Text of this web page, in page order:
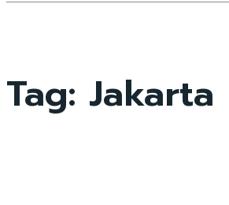
Tag: Jakarta